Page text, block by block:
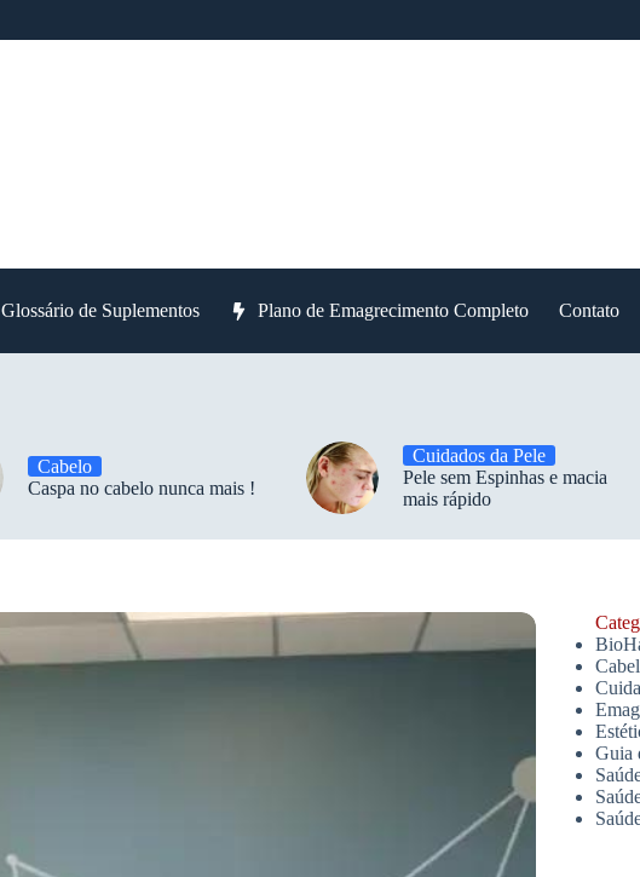
Glossário de Suplementos Plano de Emagrecimento Completo Contato
Cabelo
Caspa no cabelo nunca mais !
Cuidados da Pele
Pele sem Espinhas e macia
mais rápido
Guia